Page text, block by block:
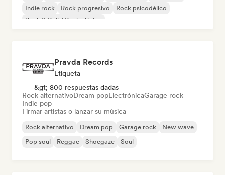
Indie rock
Rock progresivo
Rock psicodélico
Rock & Roll / Rock clásico
Pravda Records
Etiqueta
&gt; 800 respuestas dadas
Rock alternativoDream popElectrónicaGarage rock
Indie pop
Firmar artistas o lanzar su música
Rock alternativo Dream pop Garage rock
New wave
Pop soul
Reggae Shoegaze Soul